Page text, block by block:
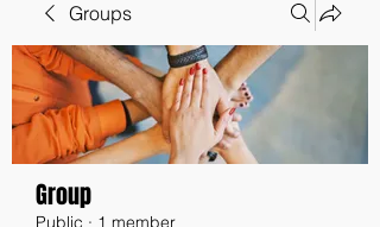
Groups
Group
Public · 1 member